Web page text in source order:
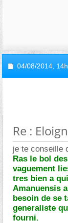
04/08/2014,
Re :
je te conseille
Ras le bol
vaguement
tres bien a
Amanuensis
besoin de se
generaliste
fourni.